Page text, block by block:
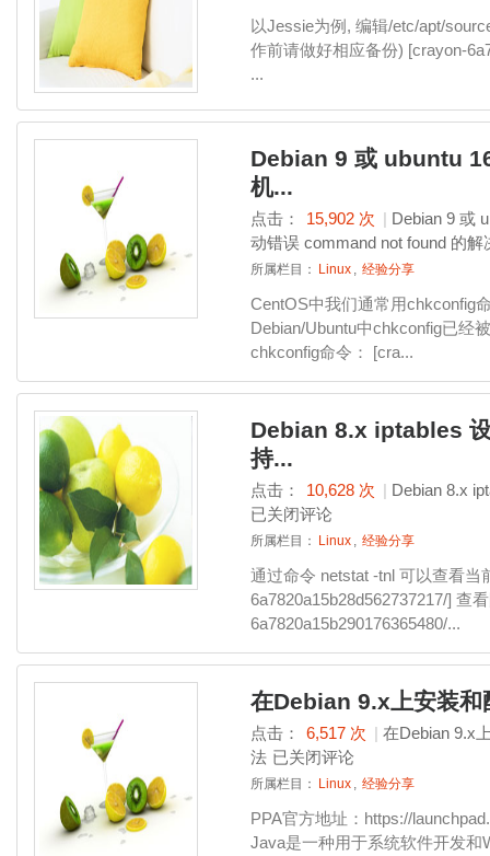
以Jessie为例, 编辑/etc/apt/
作前请做好相应备份) [crayon-
...
Debian 9 或 ubuntu
机...
点击： 15,902 次 | Debian 9 或
动错误 command not found 的解
所属栏目： Linux , 经验分享
CentOS中我们通常用chkconfig
Debian/Ubuntu中chkconfig已经
chkconfig命令： [cra...
Debian 8.x iptables
持...
点击： 10,628 次 | Debian 8.x
已关闭评论
所属栏目： Linux , 经验分享
通过命令 netstat -tnl 可以查看
6a7820a15b28d562737217/] 查
6a7820a15b290176365480/...
在Debian 9.x上安装
点击： 6,517 次 | 在Debian 9.x
法 已关闭评论
所属栏目： Linux , 经验分享
PPA官方地址：https://
Java是一种用于系统软件开发